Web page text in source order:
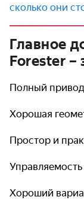
сколько они
Главное
Forester –
Полный привод
Хорошая
Простор и
Управляемость
Хороший